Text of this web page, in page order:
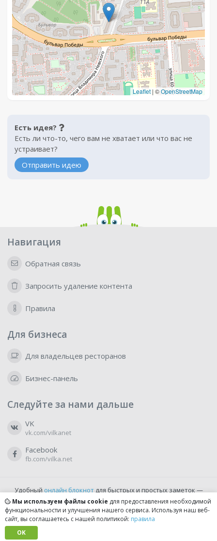
Leaflet | ©OpenStreetMap
Есть идея?
Есть ли что-то, чего вам не хватает или что вас не
устраивает?
Отправить идею
Навигация
Обратная связь
Запросить удаление контента
Правила
Для бизнеса
Для владельцев ресторанов
Бизнес-панель
Следуйте за нами дальше
VK
vk.com/vilkanet
Facebook
fb.com/vilka.net
Удобный онлайн блокнотдля быстрых и простых заметок —
бесплатно и доступно прямо из браузера.
Мы используем файлы cookie для предоставления необходимой
функциональности и улучшения нашего сервиса. Используя наш веб-
сайт, вы соглашаетесь с нашей политикой: правила
OK